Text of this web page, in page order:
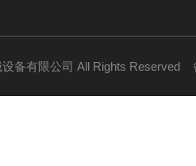
备有限公司 All Rights Reserved